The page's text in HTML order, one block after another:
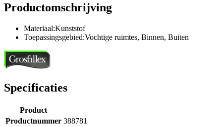
Productomschrijving
Materiaal:Kunststof
Toepassingsgebied:Vochtige ruimtes, Binnen, Buiten
Specificaties
Product
Productnummer 388781